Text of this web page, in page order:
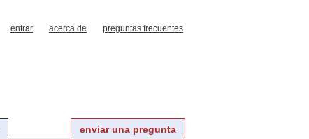
entrar acerca de preguntas frecuentes
enviar una pregunta